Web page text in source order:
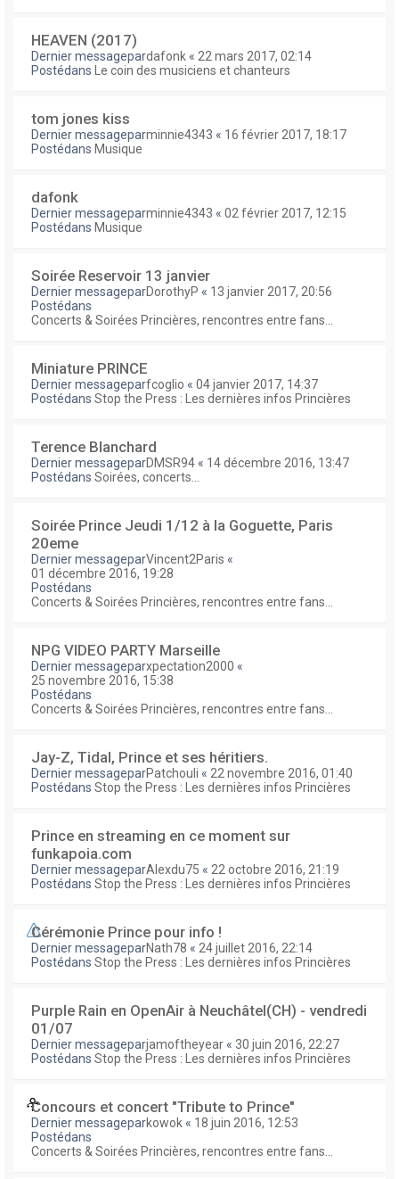
HEAVEN (2017)
Dernier messagepardafonk « 22 mars 2017, 02:14
Postédans
Le coin des musiciens et chanteurs
tom jones kiss
Dernier messageparminnie4343 « 16 février 2017, 18:17
Postédans Musique
dafonk
Dernier messageparminnie4343 « 02 février 2017, 12:15
Postédans Musique
Soirée Reservoir 13 janvier
Dernier messageparDorothyP « 13 janvier 2017, 20:56
Postédans
Concerts & Soirées Princières, rencontres entre fans...
Miniature PRINCE
Dernier messageparfcoglio « 04 janvier 2017, 14:37
Postédans Stop the Press : Les dernières infos Princières
Terence Blanchard
Dernier messageparDMSR94 « 14 décembre 2016, 13:47
Postédans Soirées, concerts...
Soirée Prince Jeudi 1/12 à la Goguette, Paris
20eme
Dernier messageparVincent2Paris «
01 décembre 2016, 19:28
Postédans
Concerts & Soirées Princières, rencontres entre fans...
NPG VIDEO PARTY Marseille
Dernier messageparxpectation2000 «
25 novembre 2016, 15:38
Postédans
Concerts & Soirées Princières, rencontres entre fans...
Jay-Z, Tidal, Prince et ses héritiers.
Dernier messageparPatchouli « 22 novembre 2016, 01:40
Postédans Stop the Press : Les dernières infos Princières
Prince en streaming en ce moment sur
funkapoia.com
Dernier messageparAlexdu75 « 22 octobre 2016, 21:19
Postédans Stop the Press : Les dernières infos Princières
Cérémonie Prince pour info !
Dernier messageparNath78 « 24 juillet 2016, 22:14
Postédans Stop the Press : Les dernières infos Princières
Purple Rain en OpenAir à Neuchâtel(CH) - vendredi
01/07
Dernier messageparjamoftheyear « 30 juin 2016, 22:27
Postédans Stop the Press : Les dernières infos Princières
Concours et concert "Tribute to Prince"
Dernier messageparkowok « 18 juin 2016, 12:53
Postédans
Concerts & Soirées Princières, rencontres entre fans...